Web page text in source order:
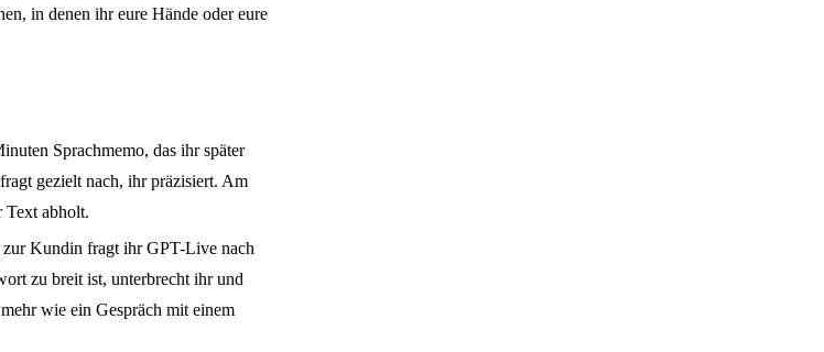
in denen ihr eure Hände oder eure
Sprachmemo, das ihr später
gezielt nach, ihr präzisiert. Am
Text abholt.
Kundin fragt ihr GPT-Live nach
zu breit ist, unterbrecht ihr und
wie ein Gespräch mit einem